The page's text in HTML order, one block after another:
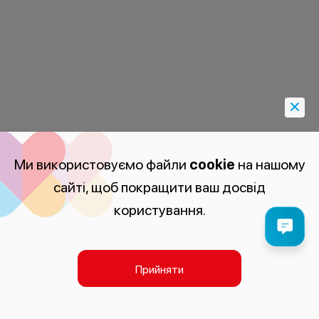
Ми використовуємо файли cookie на нашому
сайті, щоб покращити ваш досвід
користування.
Прийняти